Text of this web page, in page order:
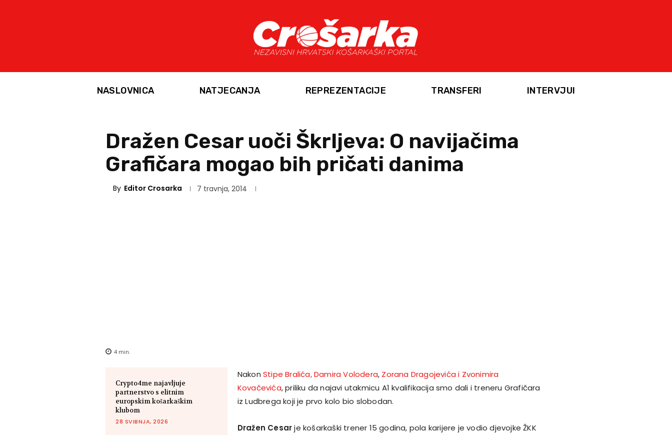
NASLOVNICA NATJECANJA REPREZENTACIJE TRANSFERI INTERVJUI
Dražen Cesar uoči Škrljeva: O navijačima
Grafičara mogao bih pričati danima
By Editor Crosarka 7 travnja, 2014
4 min.
Crypto4me najavljuje
partnerstvo s elitnim
europskim košarkaškim
klubom
28 SVIBNJA, 2026
Nakon Stipe Bralića, Damira Volodera, Zorana Dragojevića i Zvonimira
Kovačevića, priliku da najavi utakmicu A1 kvalifikacija smo dali i treneru Grafičara
iz Ludbrega koji je prvo kolo bio slobodan.
Dražen Cesarje košarkaški trener 15 godina, pola karijere je vodio djevojke ŽKK